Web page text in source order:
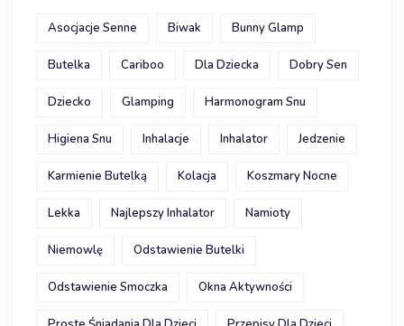
Asocjacje Senne Biwak Bunny Glamp
Butelka Cariboo Dla Dziecka Dobry Sen
Dziecko Glamping Harmonogram Snu
Higiena Snu Inhalacje Inhalator Jedzenie
Karmienie Butelką Kolacja Koszmary Nocne
Lekka Najlepszy Inhalator Namioty
Niemowlę Odstawienie Butelki
Odstawienie Smoczka Okna Aktywności